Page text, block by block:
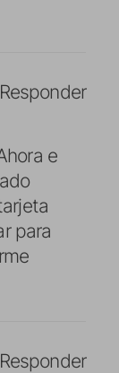
e
para
Responder
Responder